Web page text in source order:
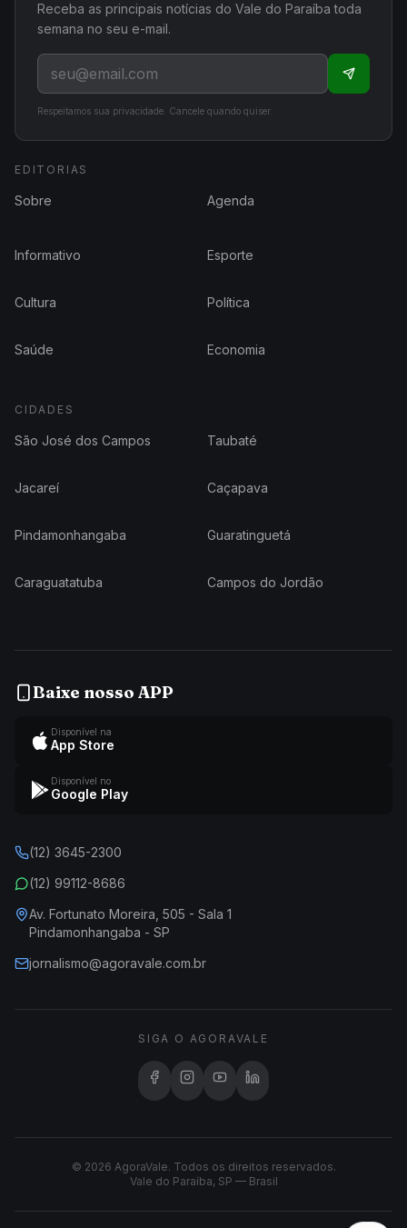
Receba as principais notícias do Vale do Paraíba toda
semana no seu e-mail.
Respeitamos sua privacidade. Cancele quando quiser.
EDITORIAS
Sobre Agenda
Informativo Esporte
Cultura Política
Saúde Economia
CIDADES
São José dos Campos Taubaté
Jacareí Caçapava
Pindamonhangaba Guaratinguetá
Caraguatatuba Campos do Jordão
Baixe nosso APP
Disponível na
App Store
Disponível no
Google Play
(12) 3645-2300
(12) 99112-8686
Av. Fortunato Moreira, 505 - Sala 1
Pindamonhangaba - SP
jornalismo@agoravale.com.br
SIGA O AGORAVALE
© 2026 AgoraVale. Todos os direitos reservados.
Vale do Paraíba, SP — Brasil